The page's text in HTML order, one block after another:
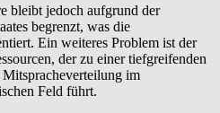
bleibt jedoch aufgrund der
begrenzt, was die
Ein weiteres Problem ist der
der zu einer tiefgreifenden
im
Feld führt.